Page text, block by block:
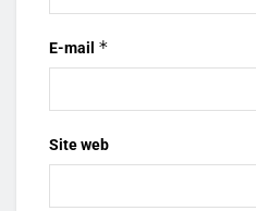
E-mail *
Site web